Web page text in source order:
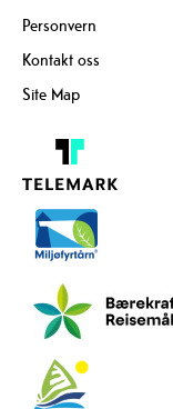
Personvern
Kontakt oss
Site Map